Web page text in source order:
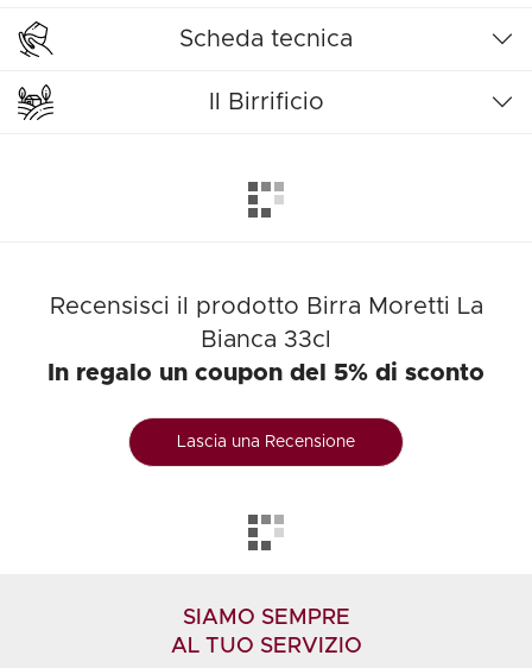
Scheda tecnica
Il Birrificio
Recensisci il prodotto Birra Moretti La
Bianca 33cl
In regalo un coupon del 5% di sconto
Lascia una Recensione
SIAMO SEMPRE
AL TUO SERVIZIO